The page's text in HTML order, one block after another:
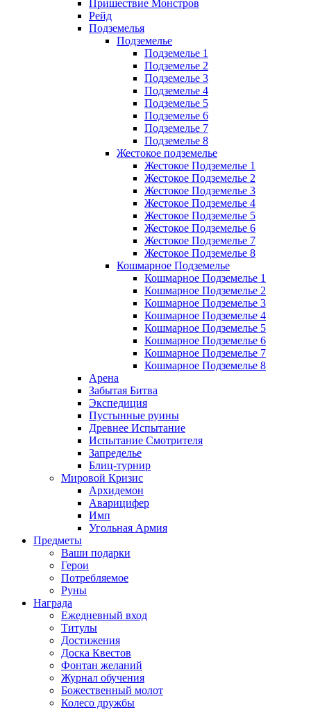
Пришествие Монстров
Рейд
Подземелья
Подземелье
Подземелье 1
Подземелье 2
Подземелье 3
Подземелье 4
Подземелье 5
Подземелье 6
Подземелье 7
Подземелье 8
Жестокое подземелье
Жестокое Подземелье 1
Жестокое Подземелье 2
Жестокое Подземелье 3
Жестокое Подземелье 4
Жестокое Подземелье 5
Жестокое Подземелье 6
Жестокое Подземелье 7
Жестокое Подземелье 8
Кошмарное Подземелье
Кошмарное Подземелье 1
Кошмарное Подземелье 2
Кошмарное Подземелье 3
Кошмарное Подземелье 4
Кошмарное Подземелье 5
Кошмарное Подземелье 6
Кошмарное Подземелье 7
Кошмарное Подземелье 8
Арена
Забытая Битва
Экспедиция
Пустынные руины
Древнее Испытание
Испытание Смотрителя
Запределье
Блиц-турнир
Мировой Кризис
Архидемон
Аварицифер
Имп
Угольная Армия
Предметы
Ваши подарки
Герои
Потребляемое
Руны
Награда
Ежедневный вход
Титулы
Достижения
Доска Квестов
Фонтан желаний
Журнал обучения
Божественный молот
Колесо дружбы